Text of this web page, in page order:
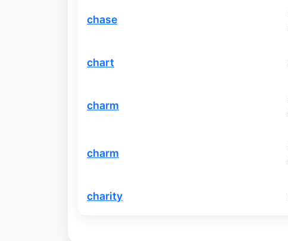
chase
chart
charm
charm
charity